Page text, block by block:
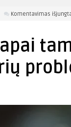
Komentavimas